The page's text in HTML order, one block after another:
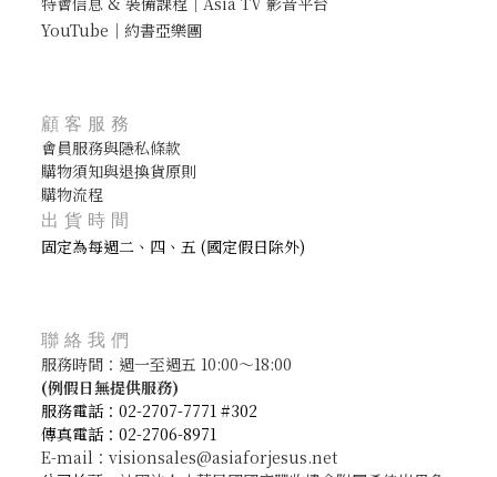
YouTube｜約書亞樂團
顧客服務
會員服務與隱私條款
購物須知與退換貨原則
購物流程
出貨時間
固定為每週二、四、五 (國定假日除外)
聯絡我們
服務時間：週一至週五 10:00～18:00
(例假日無提供服務)
服務電話：02-2707-7771 #302
傳真電話：02-2706-8971
E-mail：visionsales@asiaforjesus.net